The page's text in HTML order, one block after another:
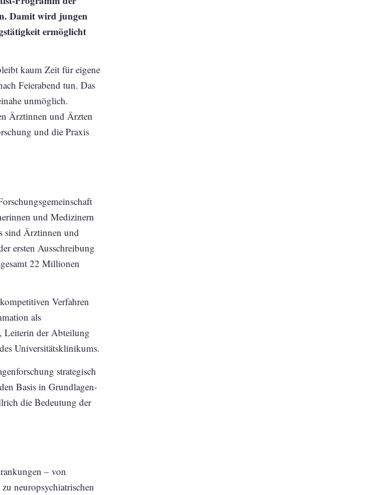
Damit wird jungen
ermöglicht
kaum Zeit für eigene
Feierabend tun. Das
unmöglich.
Ärztinnen und Ärzten
und die Praxis
und Medizinern
sind Ärztinnen und
ersten Ausschreibung
22 Millionen
Verfahren
als
Leiterin der Abteilung
Universitätsklinikums.
strategisch
Basis in Grundlagen-
die Bedeutung der
– von
neuropsychiatrischen